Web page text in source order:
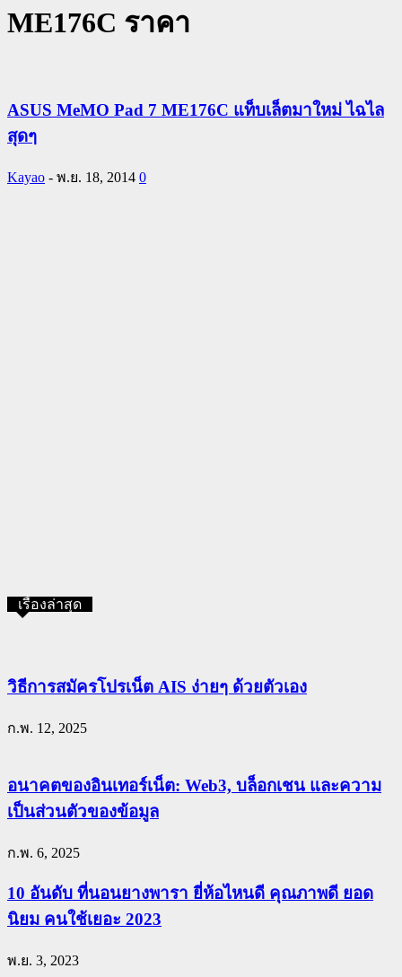
ME176C ราคา
ASUS MeMO Pad 7 ME176C แท็บเล็ตมาใหม่ ไฉไล
สุดๆ
Kayao - พ.ย. 18, 2014 0
เรื่องล่าสุด
วิธีการสมัครโปรเน็ต AIS ง่ายๆ ด้วยตัวเอง
ก.พ. 12, 2025
อนาคตของอินเทอร์เน็ต: Web3, บล็อกเชน และความ
เป็นส่วนตัวของข้อมูล
ก.พ. 6, 2025
10 อันดับ ที่นอนยางพารา ยี่ห้อไหนดี คุณภาพดี ยอด
นิยม คนใช้เยอะ 2023
พ.ย. 3, 2023